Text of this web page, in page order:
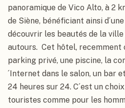
panoramique de Vico Alto, à 2
de Siène, bénéficiant ainsi
découvrir les beautés de la
autours.  Cet hôtel, recemment
parking privé, une piscine, la
´Internet dans le salon, un bar
24 heures sur 24. C´est un
touristes comme pour les